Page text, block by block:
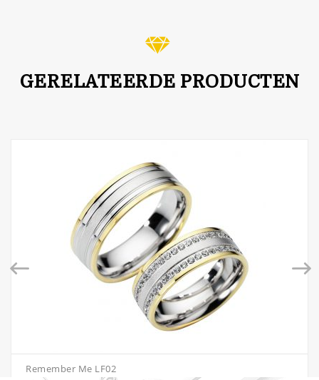
GERELATEERDE PRODUCTEN
Remember Me LF02